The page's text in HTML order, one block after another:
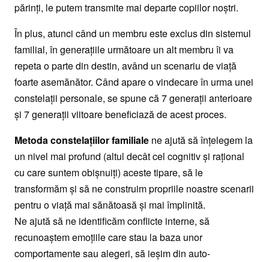
părinți, le putem transmite mai departe copiilor noștri.
În plus, atunci când un membru este exclus din sistemul
familial, în generaţiile următoare un alt membru îi va
repeta o parte din destin, având un scenariu de viață
foarte asemănător. Când apare o vindecare în urma unei
constelații personale, se spune că 7 generații anterioare
și 7 generații viitoare beneficiază de acest proces.
Metoda constelațiilor familiale ne ajută să înțelegem la
un nivel mai profund (altul decât cel cognitiv și rațional
cu care suntem obișnuiți) aceste tipare, să le
transformăm și să ne construim propriile noastre scenarii
pentru o viață mai sănătoasă și mai împlinită.
Ne ajută să ne identificăm conflicte interne, să
recunoaștem emoțiile care stau la baza unor
comportamente sau alegeri, să ieșim din auto-